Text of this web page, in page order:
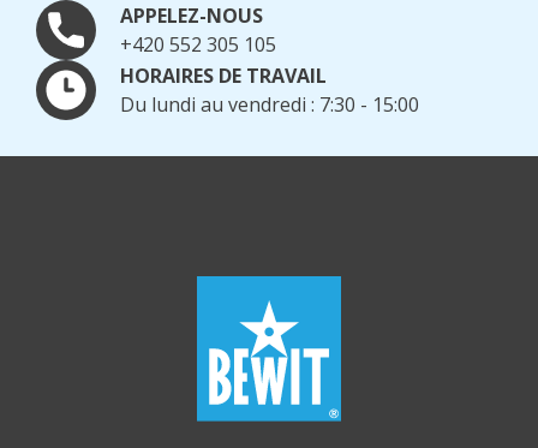
APPELEZ-NOUS
+420 552 305 105
HORAIRES DE TRAVAIL
Du lundi au vendredi : 7:30 - 15:00